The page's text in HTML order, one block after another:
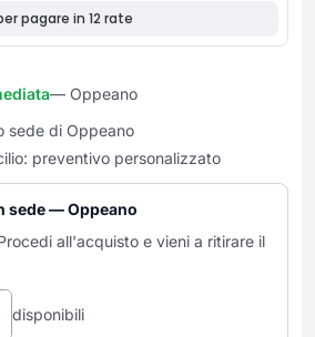
Banconi Reception
Cucitrici e accessori
Moduli per ufficio
Poltrone Barber Shop
Scrivanie
— Oppeano
sede di Oppeano
preventivo personalizzato
sede — Oppeano
all'acquisto e vieni a ritirare il
disponibili